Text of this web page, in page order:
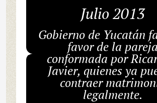
Julio 2013
Gobierno de Yucatán
favor de la pareja
conformada por
Javier, quienes ya
contraer
legalmente.